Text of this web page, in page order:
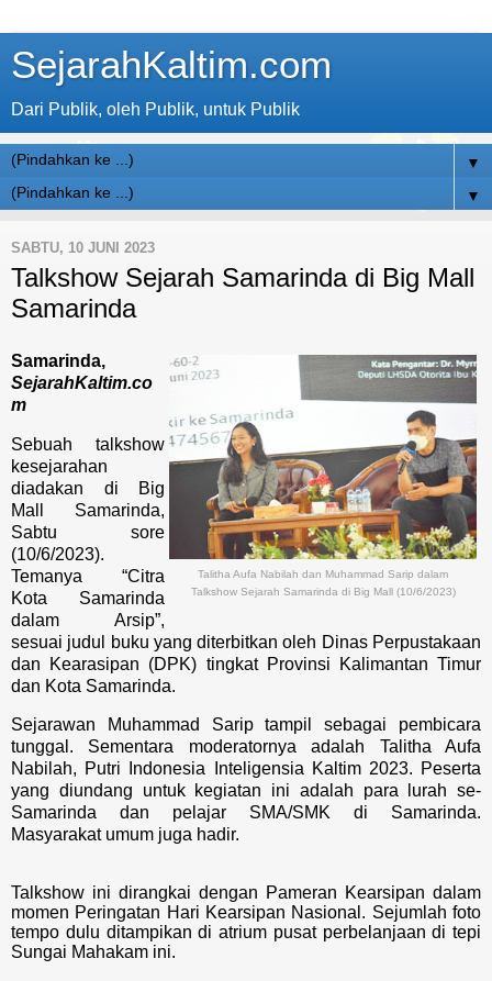
SejarahKaltim.com
Dari Publik, oleh Publik, untuk Publik
▼
▼
SABTU, 10 JUNI 2023
Talkshow Sejarah Samarinda di Big Mall
Samarinda
Talitha Aufa Nabilah dan Muhammad Sarip dalam
Talkshow Sejarah Samarinda di Big Mall (10/6/2023)
Samarinda,
SejarahKaltim.co
m
Sebuah talkshow
kesejarahan
diadakan di Big
Mall Samarinda,
Sabtu sore
(10/6/2023).
Temanya “Citra
Kota Samarinda
dalam Arsip”,
sesuai judul buku yang diterbitkan oleh Dinas Perpustakaan
dan Kearasipan (DPK) tingkat Provinsi Kalimantan Timur
dan Kota Samarinda.
Sejarawan Muhammad Sarip tampil sebagai pembicara
tunggal. Sementara moderatornya adalah Talitha Aufa
Nabilah, Putri Indonesia Inteligensia Kaltim 2023. Peserta
yang diundang untuk kegiatan ini adalah para lurah se-
Samarinda dan pelajar SMA/SMK di Samarinda.
Masyarakat umum juga hadir.
Talkshow ini dirangkai dengan Pameran Kearsipan dalam
momen Peringatan Hari Kearsipan Nasional. Sejumlah foto
tempo dulu ditampikan di atrium pusat perbelanjaan di tepi
Sungai Mahakam ini.